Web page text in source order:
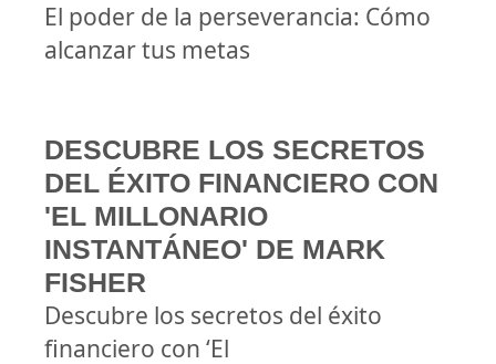
El poder de la perseverancia: Cómo
alcanzar tus metas
DESCUBRE LOS SECRETOS
DEL ÉXITO FINANCIERO CON
'EL MILLONARIO
INSTANTÁNEO' DE MARK
FISHER
Descubre los secretos del éxito
financiero con ‘El